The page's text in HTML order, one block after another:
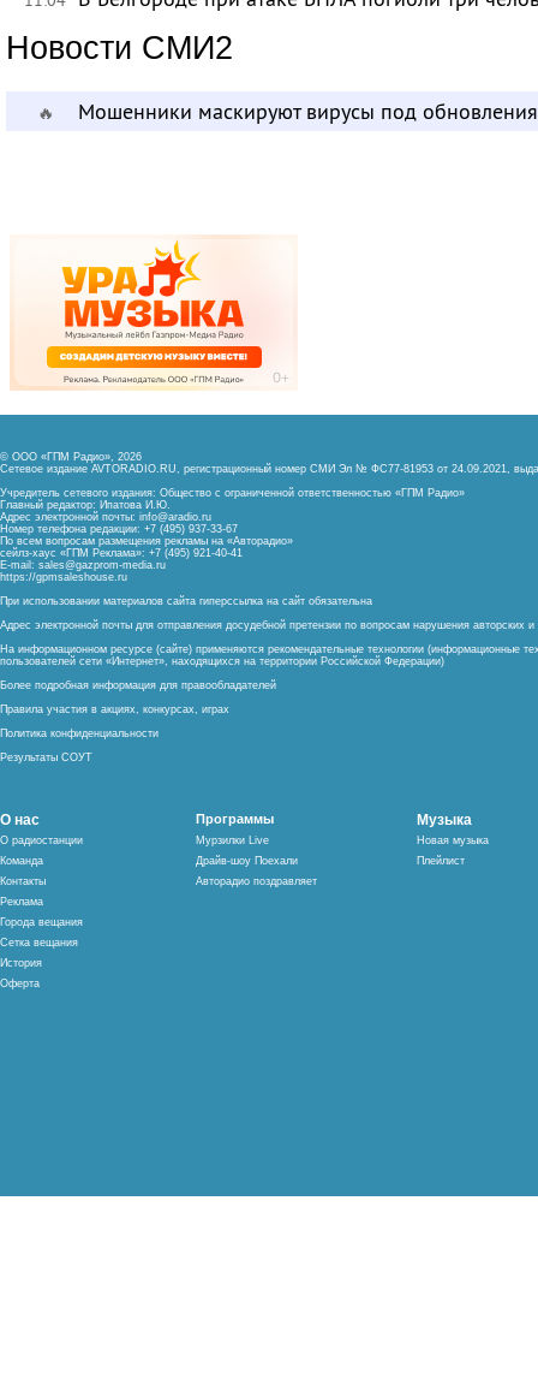
Новости СМИ2
🔥 Мошенники маскируют вирусы под
© ООО «ГПМ Радио», 2026
Сетевое издание AVTORADIO.RU, регистрационный номер СМИ Эл № ФС77-81953 от 24.09.2021,
Учредитель сетевого издания: Общество с ограниченной ответственностью «ГПМ Радио»
Главный редактор: Ипатова И.Ю.
Адрес электронной почты: info@aradio.ru
Номер телефона редакции: +7 (495) 937-33-67
По всем вопросам размещения рекламы на «Авторадио»
сейлз-хаус «ГПМ Реклама»: +7 (495) 921-40-41
E-mail: sales@gazprom-media.ru
https://gpmsaleshouse.ru
При использовании материалов сайта гиперссылка на сайт обязательна
Адрес электронной почты для отправления досудебной претензии по вопросам нарушения авторских
На информационном ресурсе (сайте) применяются рекомендательные технологии (информационные
пользователей сети «Интернет», находящихся на территории Российской Федерации)
Более подробная информация для правообладателей
Правила участия в акциях, конкурсах, играх
Политика конфиденциальности
Результаты СОУТ
О нас
О радиостанции
Команда
Контакты
Реклама
Города вещания
Сетка вещания
История
Оферта
Программы
Мурзилки Live
Драйв-шоу Поехали
Авторадио поздравляет
Музыка
Новая музыка
Плейлист